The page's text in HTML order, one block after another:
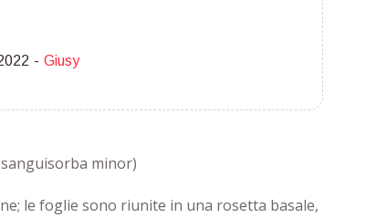
Giusy
minor)
le foglie sono riunite in una rosetta basale,